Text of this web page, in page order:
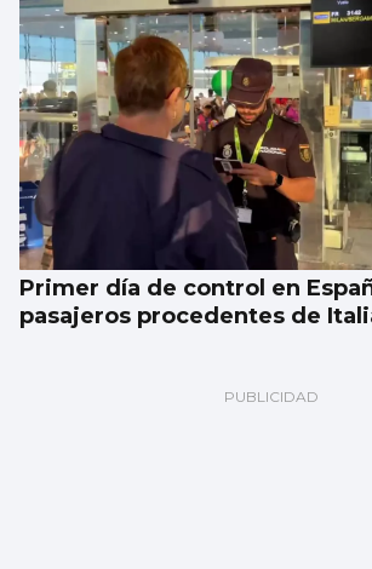
Primer día de control en
pasajeros procedentes de